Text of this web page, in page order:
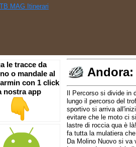
Il Percorso si divide
lungo il percorso del
sportivo si arriva
evitare che le moto ci
lastre di roccia qua è
fa tutta la mulatiera
Da Molino Nuovo si va
le tracce da
o mandale al
con 1 click
nostra app